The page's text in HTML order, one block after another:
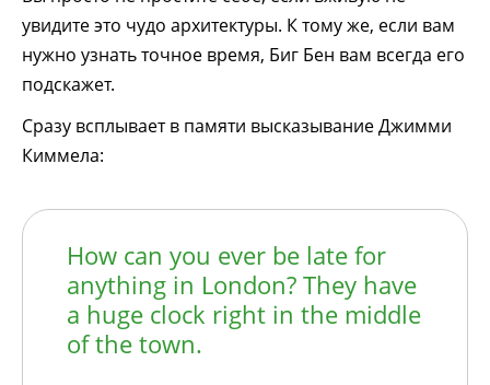
увидите это чудо архитектуры. К тому же, если вам
нужно узнать точное время, Биг Бен вам всегда его
подскажет.
Сразу всплывает в памяти высказывание Джимми
Киммела:
How can you ever be late for
anything in London? They have
a huge clock right in the middle
of the town.